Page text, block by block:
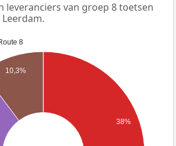
leveranciers van groep 8 toetsen
8
38%
10,3%